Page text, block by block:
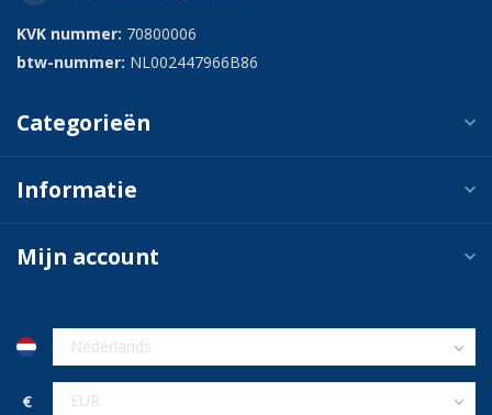
KVK nummer: 70800006
btw-nummer: NL002447966B86
Categorieën
Informatie
Mijn account
€